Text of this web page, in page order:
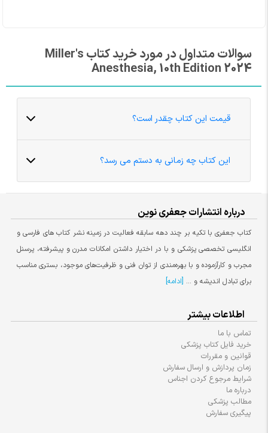
سوالات متداول در مورد خرید کتاب Miller's
Anesthesia, 10th Edition 2024
قیمت این کتاب چقدر است؟
این کتاب چه زمانی به دستم می رسد؟
درباره انتشارات جعفری نوین
کتاب جعفری با تکیه بر چند دهه سابقه فعالیت در زمینه نشر کتاب های فارسی و
انگلیسی تخصصی پزشکی و با در اختیار داشتن امکانات مدرن و پیشرفته، پرسنل
مجرب و کارآزموده و با بهره‌مندی از توان فنی و ظرفیت‌های موجود، بستری مناسب
برای تبادل اندیشه و ... [ادامه]
اطلاعات بیشتر
تماس با ما
خرید فایل کتاب پزشکی
قوانین و مقررات
زمان پردازش و ارسال سفارش
شرایط مرجوع کردن اجناس
درباره ما
مطالب پزشکی
پیگیری سفارش